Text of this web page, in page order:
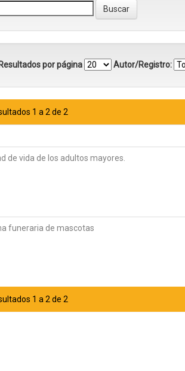
Resultados por página Autor/Registro:
1 a 2 de 2
de vida de los adultos mayores.
funeraria de mascotas
1 a 2 de 2